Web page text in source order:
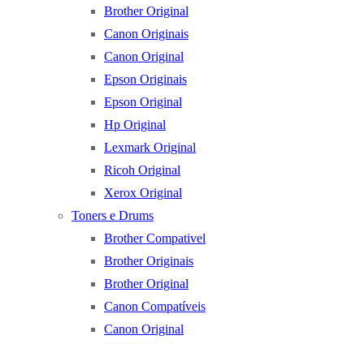
Brother Original
Canon Originais
Canon Original
Epson Originais
Epson Original
Hp Original
Lexmark Original
Ricoh Original
Xerox Original
Toners e Drums
Brother Compativel
Brother Originais
Brother Original
Canon Compatíveis
Canon Original